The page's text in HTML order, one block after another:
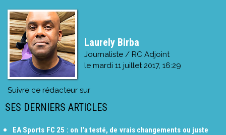
Laurely Birba
Journaliste / RC Adjoint
le mardi 11 juillet 2017, 16:29
Suivre ce rédacteur sur
SES DERNIERS ARTICLES
EA Sports FC 25 : on l'a testé, de vrais changements ou juste